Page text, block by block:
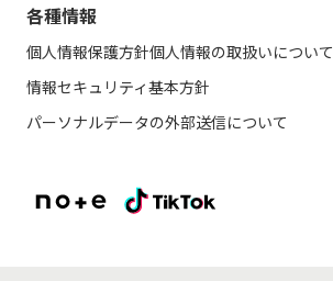
各種情報
個人情報保護方針個人情報の取扱いについて
情報セキュリティ基本方針
パーソナルデータの外部送信について